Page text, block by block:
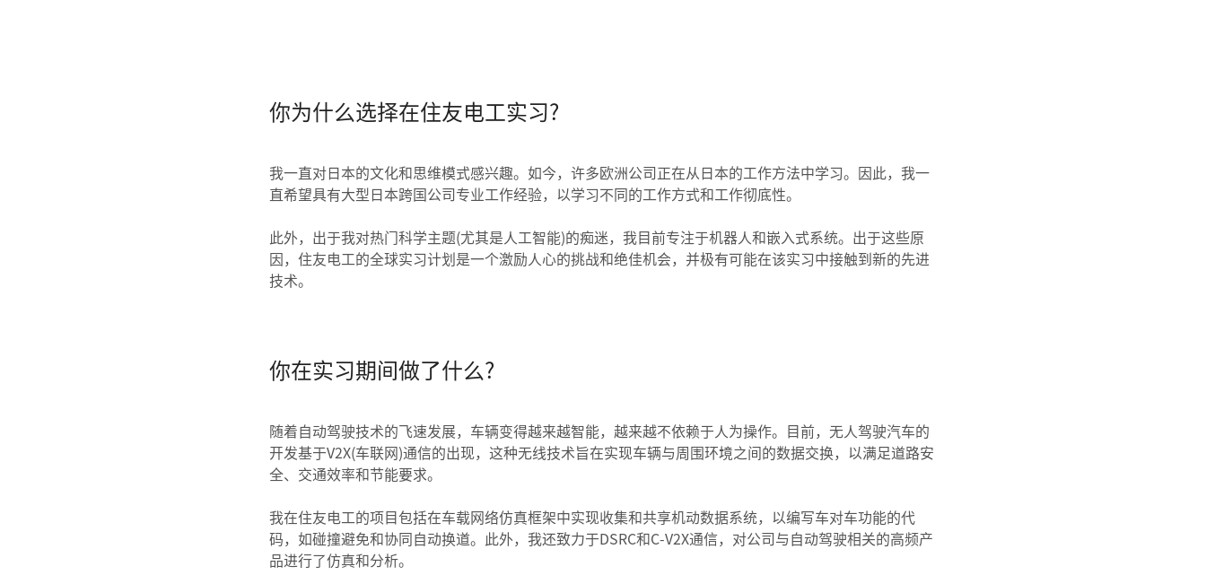
你为什么选择在住友电工实习?
我一直对日本的文化和思维模式感兴趣。如今，许多欧洲公司正在从日本的工作方法中学习。因此，我一
直希望具有大型日本跨国公司专业工作经验，以学习不同的工作方式和工作彻底性。
此外，出于我对热门科学主题(尤其是人工智能)的痴迷，我目前专注于机器人和嵌入式系统。出于这些原
因，住友电工的全球实习计划是一个激励人心的挑战和绝佳机会，并极有可能在该实习中接触到新的先进
技术。
你在实习期间做了什么?
随着自动驾驶技术的飞速发展，车辆变得越来越智能，越来越不依赖于人为操作。目前，无人驾驶汽车的
开发基于V2X(车联网)通信的出现，这种无线技术旨在实现车辆与周围环境之间的数据交换，以满足道路安
全、交通效率和节能要求。
我在住友电工的项目包括在车载网络仿真框架中实现收集和共享机动数据系统，以编写车对车功能的代
码，如碰撞避免和协同自动换道。此外，我还致力于DSRC和C-V2X通信，对公司与自动驾驶相关的高频产
品进行了仿真和分析。